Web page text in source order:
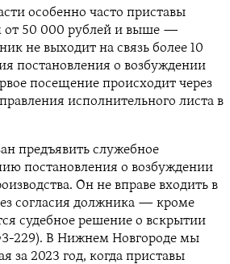
особенно часто приставы
от 50 000 рублей и выше —
не выходит на связь более 10
постановления о возбуждении
посещение происходит через
исполнительного листа в
предъявить служебное
постановления о возбуждении
Он не вправе входить в
согласия должника — кроме
судебное решение о вскрытии
229). В Нижнем Новгороде мы
за 2023 год, когда приставы